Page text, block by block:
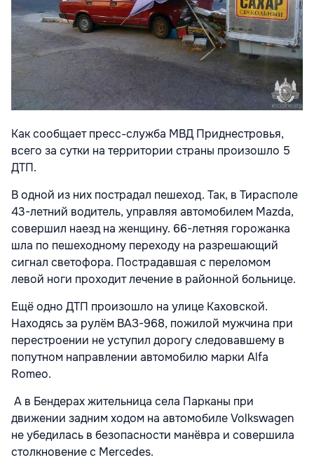
Как сообщает пресс-служба МВД Приднестровья,
всего за сутки на территории страны произошло 5
ДТП.
В одной из них пострадал пешеход. Так, в Тирасполе
43-летний водитель, управляя автомобилем Mazda,
совершил наезд на женщину. 66-летняя горожанка
шла по пешеходному переходу на разрешающий
сигнал светофора. Пострадавшая с переломом
левой ноги проходит лечение в районной больнице.
Ещё одно ДТП произошло на улице Каховской.
Находясь за рулём ВАЗ-968, пожилой мужчина при
перестроении не уступил дорогу следовавшему в
попутном направлении автомобилю марки Alfa
Romeo.
А в Бендерах жительница села Парканы при
движении задним ходом на автомобиле Volkswagen
не убедилась в безопасности манёвра и совершила
столкновение с Mercedes.